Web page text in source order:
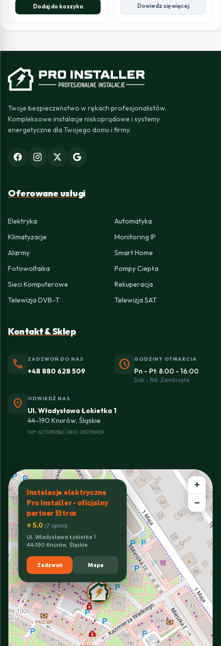
Dodaj do koszyka Dowiedz się więcej
Twoje bezpieczeństwo w rękach profesjonalistów.
Kompleksowe instalacje niskoprądowe i systemy
energetyczne dla Twojego domu i firmy.
Oferowane usługi
Elektryka
Automatyka
Klimatyzacje
Monitoring IP
Alarmy
Smart Home
Fotowoltaika
Pompy Ciepła
Sieci Komputerowe
Rekuperacja
Telewizja DVB-T
Telewizja SAT
Kontakt & Sklep
phone ZADZWOŃ DO NAS
+48 880 628 509 schedule GODZINY OTWARCIA
Pn - Pt: 8:00 - 16:00
Sob - Nd: Zamknięte
location_on ODWIEDŹ NAS
Ul. Władysława Łokietka 1
44-190 Knurów, Śląskie
NIP: 6271930582 | BDO: 000736929
Instalacje elektryczne
Pro Installer - oficjalny
partner Eltrox
⭐ 5.0 (7 opinii)
Ul. Władysława Łokietka 1
44-190 Knurów, Śląskie
Zadzwoń Mapa
+
−